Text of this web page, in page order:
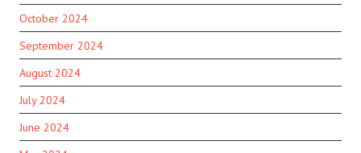
October 2024
September 2024
August 2024
July 2024
June 2024